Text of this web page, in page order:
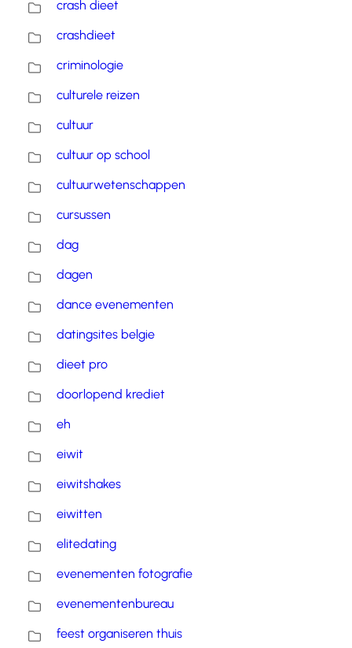
crash dieet
crashdieet
criminologie
culturele reizen
cultuur
cultuur op school
cultuurwetenschappen
cursussen
dag
dagen
dance evenementen
datingsites belgie
dieet pro
doorlopend krediet
eh
eiwit
eiwitshakes
eiwitten
elitedating
evenementen fotografie
evenementenbureau
feest organiseren thuis